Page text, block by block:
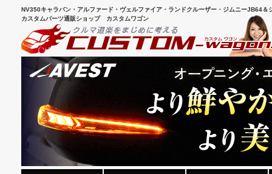
NV350キャラバン・アルファード・ヴェルファイア・ランドクルーザー・ジムニーJB64
カスタムパーツ通販ショップ カスタムワゴン